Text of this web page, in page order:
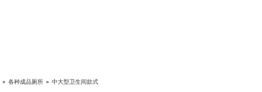
» 各种成品厕所 » 中大型卫生间款式